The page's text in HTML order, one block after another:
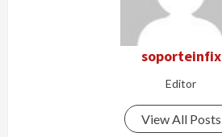
soporteinfix
Editor
View All Posts